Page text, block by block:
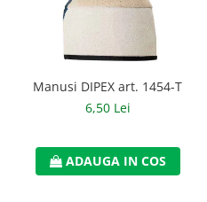
Manusi DIPEX art. 1454-T
6,50 Lei
ADAUGA IN COS